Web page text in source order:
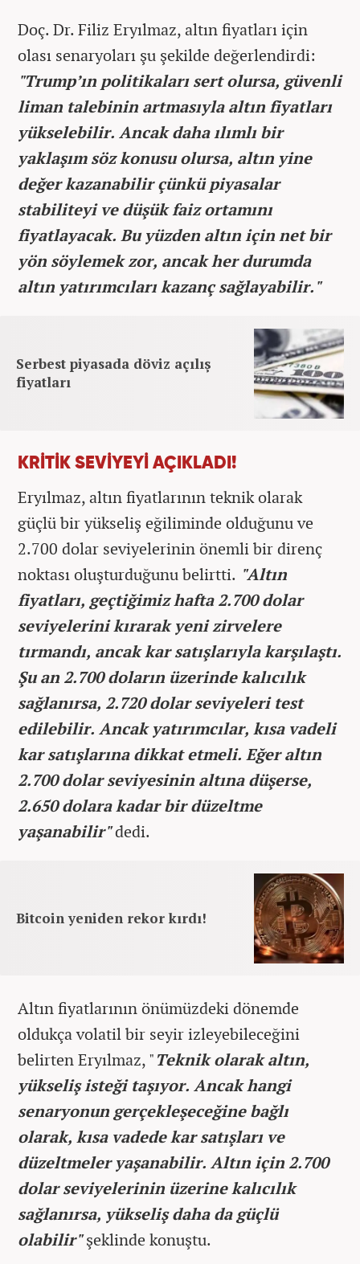
Doç. Dr. Filiz Eryılmaz, altın fiyatları için
olası senaryoları şu şekilde değerlendirdi:
"Trump’ın politikaları sert olursa, güvenli
liman talebinin artmasıyla altın fiyatları
yükselebilir. Ancak daha ılımlı bir
yaklaşım söz konusu olursa, altın yine
değer kazanabilir çünkü piyasalar
stabiliteyi ve düşük faiz ortamını
fiyatlayacak. Bu yüzden altın için net bir
yön söylemek zor, ancak her durumda
altın yatırımcıları kazanç sağlayabilir."
Serbest piyasada döviz açılış
fiyatları
KRİTİK SEVİYEYİ AÇIKLADI!
Eryılmaz, altın fiyatlarının teknik olarak
güçlü bir yükseliş eğiliminde olduğunu ve
2.700 dolar seviyelerinin önemli bir direnç
noktası oluşturduğunu belirtti. "Altın
fiyatları, geçtiğimiz hafta 2.700 dolar
seviyelerini kırarak yeni zirvelere
tırmandı, ancak kar satışlarıyla karşılaştı.
Şu an 2.700 doların üzerinde kalıcılık
sağlanırsa, 2.720 dolar seviyeleri test
edilebilir. Ancak yatırımcılar, kısa vadeli
kar satışlarına dikkat etmeli. Eğer altın
2.700 dolar seviyesinin altına düşerse,
2.650 dolara kadar bir düzeltme
yaşanabilir"dedi.
Bitcoin yeniden rekor kırdı!
Altın fiyatlarının önümüzdeki dönemde
oldukça volatil bir seyir izleyebileceğini
belirten Eryılmaz, "Teknik olarak altın,
yükseliş isteği taşıyor. Ancak hangi
senaryonun gerçekleşeceğine bağlı
olarak, kısa vadede kar satışları ve
düzeltmeler yaşanabilir. Altın için 2.700
dolar seviyelerinin üzerine kalıcılık
sağlanırsa, yükseliş daha da güçlü
olabilir"şeklinde konuştu.